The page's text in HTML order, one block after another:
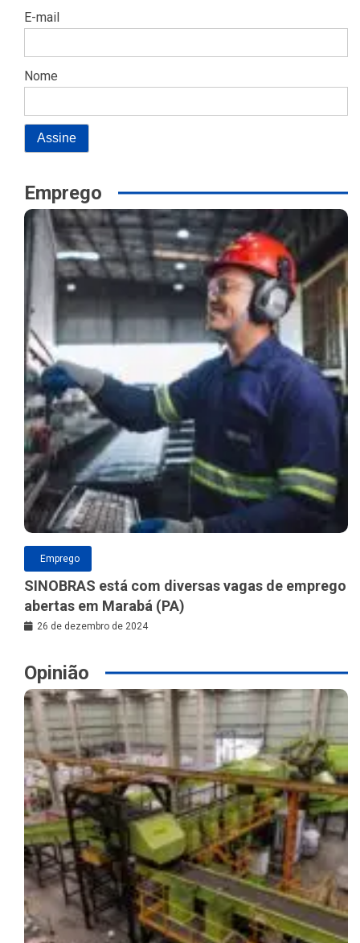
E-mail
Nome
Emprego
Emprego
SINOBRAS está com diversas vagas de emprego
abertas em Marabá (PA)
26 de dezembro de 2024
Opinião